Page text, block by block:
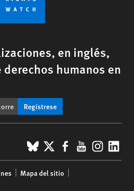
en inglés,
humanos en
Regístrese
BlueSky
X Facebook
YouTube
Mapa del sitio